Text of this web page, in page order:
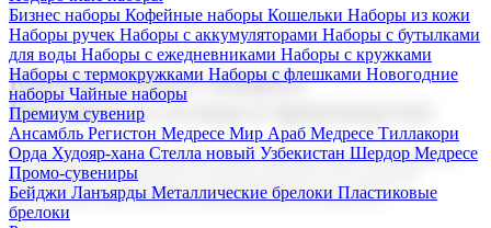
Бизнес наборы Кофейные наборы Кошельки Наборы из кожи
Наборы ручек Наборы с аккумуляторами Наборы с бутылками
для воды Наборы с ежедневниками Наборы с кружками
Наборы с термокружками Наборы с флешками Новогодние
наборы Чайные наборы
Премиум сувенир
Ансамбль Регистон Медресе Мир Араб Медресе Тиллакори
Орда Худояр-хана Стелла новый Узбекистан Шердор Медресе
Промо-сувениры
Бейджи Ланъярды Металлические брелоки Пластиковые
брелоки
Корпоративные подарки
Поставка со склада и производство
Мы предлагаем широкий выбор корпоративных подарков и
сувениров с логотипом. В нашем каталоге вы найдете
продукцию для бизнеса, мероприятия и клиентов.